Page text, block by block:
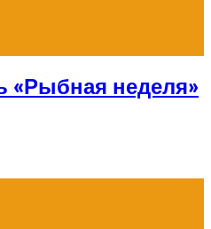
«Рыбная неделя»